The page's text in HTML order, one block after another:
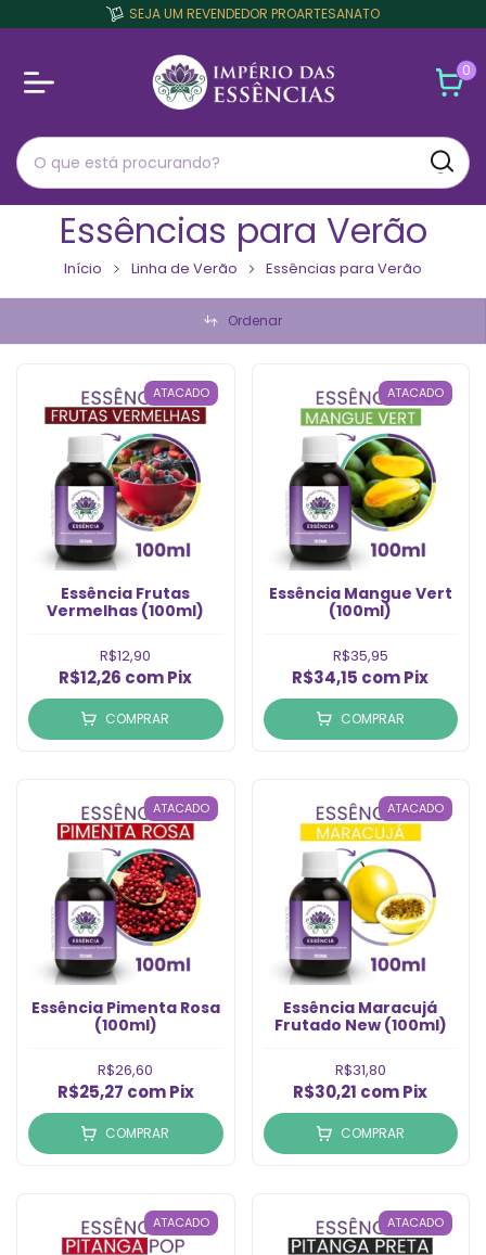
SEJA UM REVENDEDOR PROARTESANATO
0
Essências para Verão
Início Linha de Verão Essências para Verão
Ordenar
ATACADO
Essência Frutas
Vermelhas (100ml)
R$12,90
R$12,26 comPix
COMPRAR
ATACADO
Essência Mangue Vert
(100ml)
R$35,95
R$34,15 comPix
COMPRAR
ATACADO
Essência Pimenta Rosa
(100ml)
R$26,60
R$25,27 com Pix
COMPRAR
ATACADO
Essência Maracuj
Frutado New (100ml)
R$31,80
R$30,21 comPix
COMPRAR
ATACADO ATACADO